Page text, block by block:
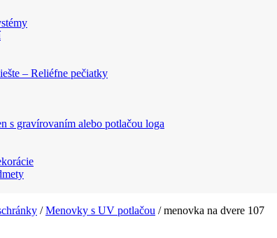
– Reliéfne pečiatky
s gravírovaním alebo potlačou loga
/Menovky s UV potlačou / menovka na dvere 107